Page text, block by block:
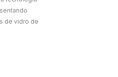
de vidro de